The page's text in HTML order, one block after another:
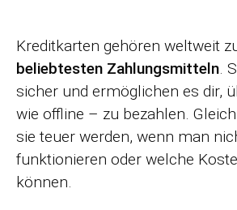
Kreditkarten gehören weltweit
beliebtesten Zahlungsmitteln.
sicher und ermöglichen es dir,
wie offline – zu bezahlen.
sie teuer werden, wenn man
funktionieren oder welche
können.